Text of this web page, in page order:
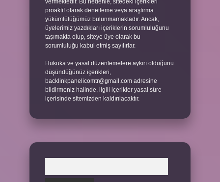
vermektedir. Bu nedenle, sitedeki içerikleri
proaktif olarak denetleme veya araştırma
yükümlülüğümüz bulunmamaktadır. Ancak,
üyelerimiz yazdıkları içeriklerin sorumluluğunu
taşımakta olup, siteye üye olarak bu
sorumluluğu kabul etmiş sayılırlar.
Hukuka ve yasal düzenlemelere aykırı olduğunu
düşündüğünüz içerikleri,
backlinkpanelicomtr@gmail.com adresine
bildirmeniz halinde, ilgili içerikler yasal süre
içerisinde sitemizden kaldırılacaktır.